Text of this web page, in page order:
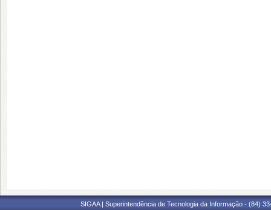
SIGAA | Superintendência de Tecnologia da Informação - (84)